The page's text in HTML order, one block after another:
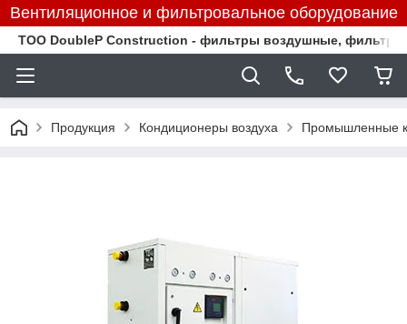
Вентиляционное и фильтровальное оборудование
TOO DoubleP Construction - фильтры воздушные,
Продукция Кондиционеры воздуха Промышленные